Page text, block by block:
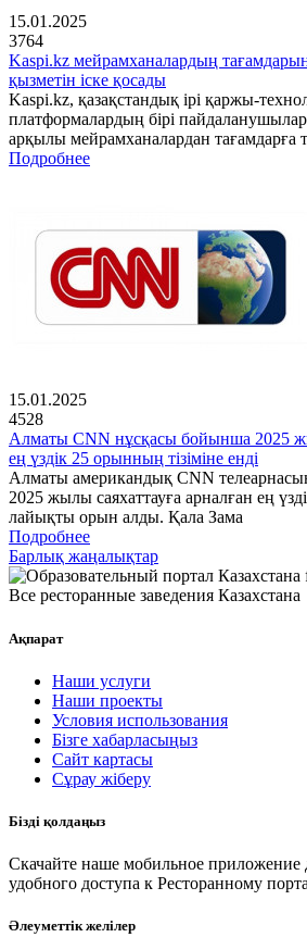
15.01.2025
3764
Kaspi.kz мейрамханалардың
қызметін іске қосады
Kaspi.kz, қазақстандық ірі қаржы-
платформалардың бірі
арқылы мейрамханалардан тағамдарға
Подробнее
15.01.2025
4528
Алматы CNN нұсқасы бойынша 2025
ең үздік 25 орынның тізіміне енді
Алматы американдық CNN
2025 жылы саяхаттауға арналған ең
лайықты орын алды. Қала Зама
Подробнее
Барлық жаңалықтар
Все ресторанные заведения Казахстана
Ақпарат
Наши услуги
Наши проекты
Условия использования
Бізге хабарласыңыз
Сайт картасы
Сұрау жіберу
Бізді қолдаңыз
Скачайте наше мобильное приложение
удобного доступа к Ресторанному
Әлеуметтік желілер